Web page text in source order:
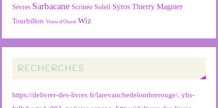
Sèvres Sarbacane Scrinéo Soleil Syros Thierry Magnier
Tourbillon Vents d'Ouest Wiz
RECHERCHES
https://delivrer-des-livres fr/larevanchedelombrerouge/,yhs-